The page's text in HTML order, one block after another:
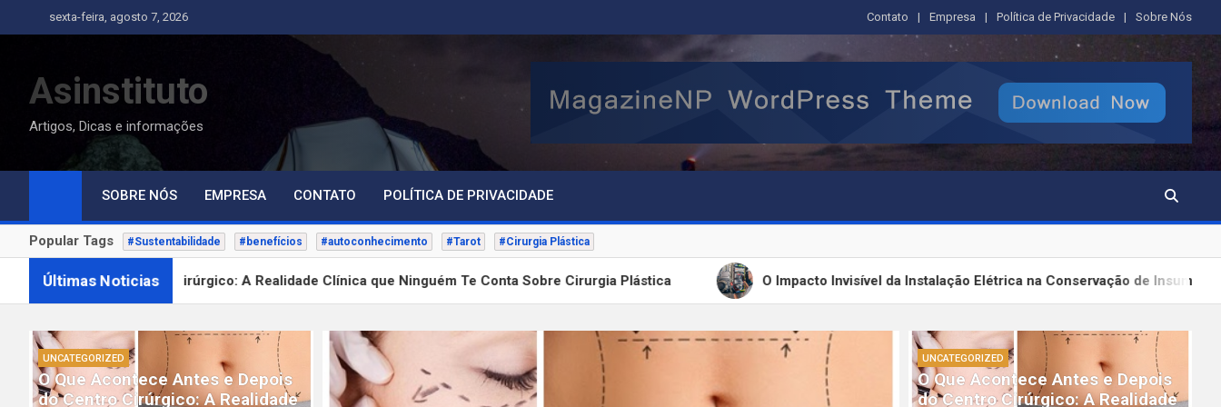
to
sexta-feira, agosto 7, 2026 Contato Empresa Política de Privacidade Sobre Nós
Asinstituto
Artigos, Dicas e informações
SOBRE NÓS EMPRESA CONTATO POLÍTICA DE PRIVACIDADE
Popular Tags #Sustentabilidade #benefícios #autoconhecimento #Tarot #Cirurgia Plástica
Últimas Noticias
Cirúrgico: A Realidade Clínica que Ninguém Te Conta Sobre Cirurgia Plástica O Impacto Invisível da Instalação Elétrica na Conservação de Insumos Magistrais:
UNCATEGORIZED
O Que Acontece Antes e Depois
do Centro Cirúrgico: A Realidade
UNCATEGORIZED
O Que Acontece Antes e Depois
do Centro Cirúrgico: A Realidade